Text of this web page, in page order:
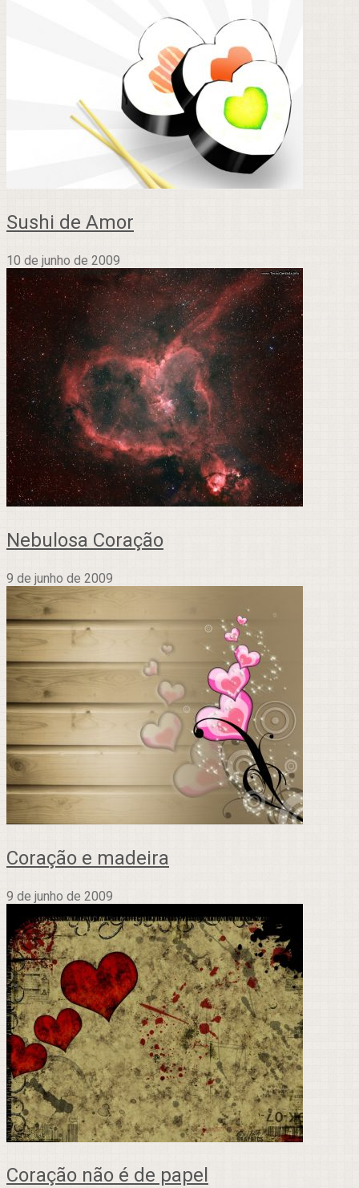
Sushi de Amor
10 de junho de 2009
Nebulosa Coração
9 de junho de 2009
Coração e madeira
9 de junho de 2009
Coração não é de papel